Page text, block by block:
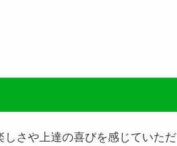
さや上達の喜びを感じていただ